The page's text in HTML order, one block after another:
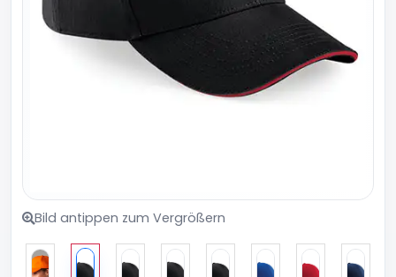
Bild antippen zum Vergrößern